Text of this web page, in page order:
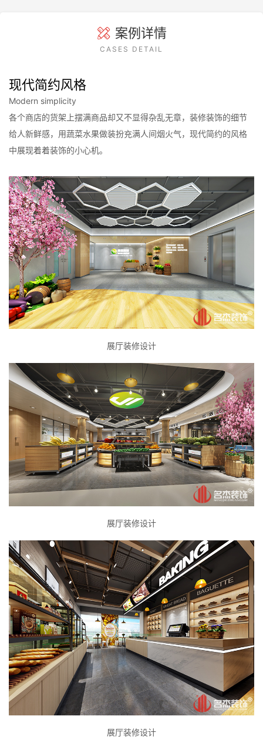
案例详情
CASES DETAIL
现代简约风格
Modern simplicity
各个商店的货架上摆满商品却又不显得杂乱无章，装修装饰的细节
给人新鲜感，用蔬菜水果做装扮充满人间烟火气，现代简约的风格
中展现着着装饰的小心机。
展厅装修设计
展厅装修设计
展厅装修设计